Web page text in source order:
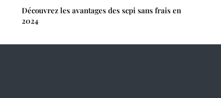
Découvrez les avantages des scpi sans frais en
2024